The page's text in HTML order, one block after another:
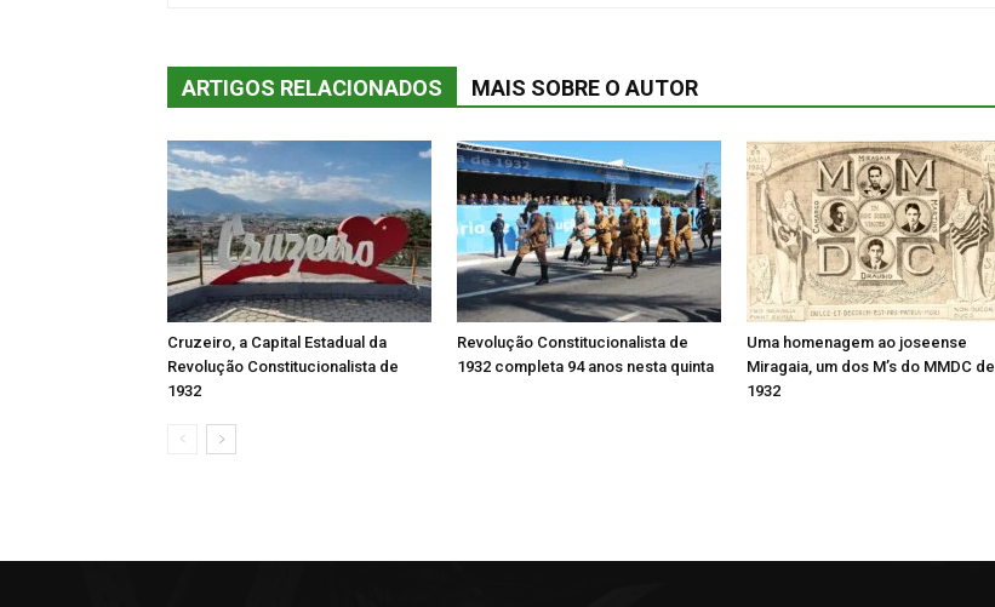
ARTIGOS RELACIONADOS MAIS SOBRE O AUTOR
Cruzeiro, a Capital Estadual da
Revolução Constitucionalista de
1932
Revolução Constitucionalista de
1932 completa 94 anos nesta quinta
Uma homenagem ao joseense
Miragaia, um dos M’s do MMDC de
1932